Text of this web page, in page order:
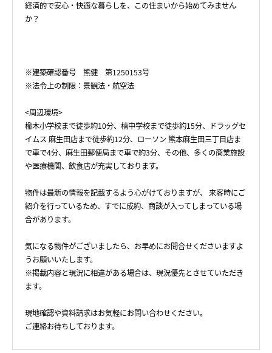
経済的で安心・快適な暮らしを、この住まいから始めてみません
か？
※建築確認番号 熊健 第1250153号
※法令上の制限：景観法・航空法
<周辺環境>
楡木小学校まで徒歩約10分、楠中学校まで徒歩約15分、ドラッグセ
イムス 麻生田店まで徒歩約12分、ローソン 熊本麻生田三丁目店ま
で車で4分、麻生田郵便局まで車で約3分、その他、多くの商業施設
や医療機関、飲食店が充実しております。
物件は最新の情報を記載するよう心がけておりますが、 来客時にご
紹介を行っているため、すでに成約、商談が入ってしまっている場
合があります。
気になる物件がございましたら、お早めにお問合せくださいますよ
うお願いいたします。
※掲載内容と現況に相違がある場合は、現況優先とさせていただき
ます。
現地確認や資料請求はお気軽にお問い合わせください。
ご連絡お待ちしております。